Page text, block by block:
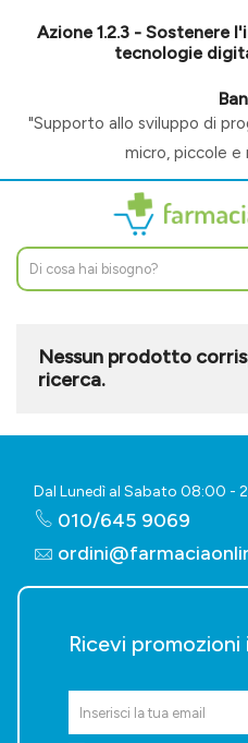
Azione 1.2.3 - Sostenere
tecnologie
"Supporto allo sviluppo di
micro, piccole e
Nessun prodotto
ricerca.
Dal Lunedì al Sabato 08:00 -
010/645 9069
Ricevi promozioni